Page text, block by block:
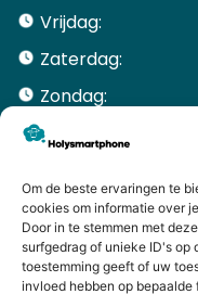
Om de beste ervaringen te
cookies om informatie over
Door in te stemmen met
surfgedrag of unieke ID's op
toestemming geeft of uw
invloed hebben op
Vrijdag:
Zaterdag:
Zondag:
ACCOUNT
Mijn Account
Bestellingen
Mijn winkelwagen
HANDIGE LINKS
Levering en
Garantie